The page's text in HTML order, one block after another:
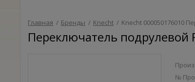
Главная / Бренды / Knecht / Knecht 000050176010
Переключатель подрулевой
№